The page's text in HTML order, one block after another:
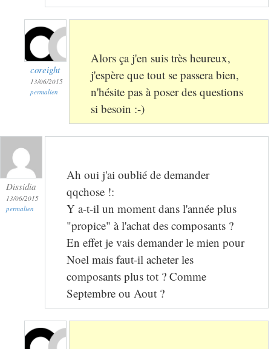
coreight
13/06/2015
permalien
Alors ça j'en suis très heureux,
j'espère que tout se passera bien,
n'hésite pas à poser des questions
si besoin :-)
Dissidia
13/06/2015
permalien
Ah oui j'ai oublié de demander
qqchose !:
Y a-t-il un moment dans l'année plus
"propice" à l'achat des composants ?
En effet je vais demander le mien pour
Noel mais faut-il acheter les
composants plus tot ? Comme
Septembre ou Aout ?